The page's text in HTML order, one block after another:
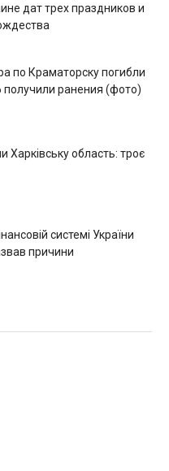
дат трех праздников и
по Краматорску погибли
получили ранения (фото)
Харківську область: троє
системі України
причини